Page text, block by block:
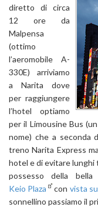
diretto di circa
12 ore da
Malpensa
(ottimo
l’aeromobile A-
330E) arriviamo
a Narita dove
per raggiungere
l’hotel optiamo
per il Limousine Bus
nome) che a seconda
treno Narita Express
hotel e di evitare lunghi
possesso della
Keio Plaza
con vista
sonnellino passiamo il